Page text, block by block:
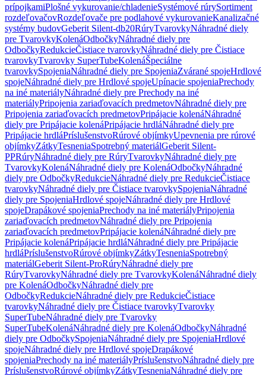
prípojkamiPlošné vykurovanie/chladenieSystémové rúrySortiment
rozdeľovačovRozdeľovače pre podlahové vykurovanieKanalizačné
systémy budovGeberit Silent-db20RúryTvarovkyNáhradné diely
pre TvarovkyKolenáOdbočkyNáhradné diely pre
OdbočkyRedukcieČistiace tvarovkyNáhradné diely pre Čistiace
tvarovkyTvarovky SuperTubeKolenáŠpeciálne
tvarovkySpojeniaNáhradné diely pre SpojeniaZvárané spojeHrdlové
spojeNáhradné diely pre Hrdlové spojeUpínacie spojeniaPrechody
na iné materiályNáhradné diely pre Prechody na iné
materiályPripojenia zariaďovacích predmetovNáhradné diely pre
Pripojenia zariaďovacích predmetovPripájacie kolenáNáhradné
diely pre Pripájacie kolenáPripájacie hrdláNáhradné diely pre
Pripájacie hrdláPríslušenstvoRúrové objímkyUpevnenia pre rúrové
objímkyZátkyTesneniaSpotrebný materiálGeberit Silent-
PPRúryNáhradné diely pre RúryTvarovkyNáhradné diely pre
TvarovkyKolenáNáhradné diely pre KolenáOdbočkyNáhradné
diely pre OdbočkyRedukcieNáhradné diely pre RedukcieČistiace
tvarovkyNáhradné diely pre Čistiace tvarovkySpojeniaNáhradné
diely pre SpojeniaHrdlové spojeNáhradné diely pre Hrdlové
spojeDrapákové spojeniaPrechody na iné materiályPripojenia
zariaďovacích predmetovNáhradné diely pre Pripojenia
zariaďovacích predmetovPripájacie kolenáNáhradné diely pre
Pripájacie kolenáPripájacie hrdláNáhradné diely pre Pripájacie
hrdláPríslušenstvoRúrové objímkyZátkyTesneniaSpotrebný
materiálGeberit Silent-ProRúryNáhradné diely pre
RúryTvarovkyNáhradné diely pre TvarovkyKolenáNáhradné diely
pre KolenáOdbočkyNáhradné diely pre
OdbočkyRedukcieNáhradné diely pre RedukcieČistiace
tvarovkyNáhradné diely pre Čistiace tvarovkyTvarovky
SuperTubeNáhradné diely pre Tvarovky
SuperTubeKolenáNáhradné diely pre KolenáOdbočkyNáhradné
diely pre OdbočkySpojeniaNáhradné diely pre SpojeniaHrdlové
spojeNáhradné diely pre Hrdlové spojeDrapákové
spojeniaPrechody na iné materiályPríslušenstvoNáhradné diely pre
PríslušenstvoRúrové objímkyZátkyTesneniaNáhradné diely pre